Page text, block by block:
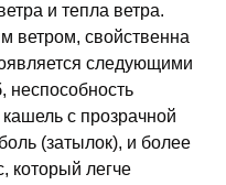
и тепла ветра.
ветром, свойственна
следующими
неспособность
с прозрачной
(затылок), и более
который легче